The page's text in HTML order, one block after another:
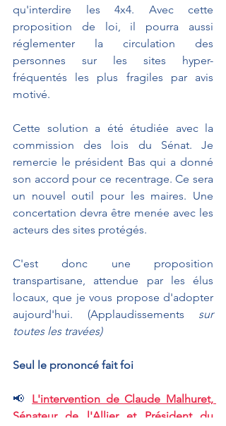
qu'interdire les 4x4. Avec cette
proposition de loi, il pourra aussi
réglementer la circulation des
personnes sur les sites hyper-
fréquentés les plus fragiles par avis
motivé.
Cette solution a été étudiée avec la
commission des lois du Sénat. Je
remercie le président Bas qui a donné
son accord pour ce recentrage. Ce sera
un nouvel outil pour les maires. Une
concertation devra être menée avec les
acteurs des sites protégés.
C'est donc une proposition
transpartisane, attendue par les élus
locaux, que je vous propose d'adopter
aujourd'hui. (Applaudissements sur
toutes les travées)
Seul le prononcé fait foi
📢 L'intervention de Claude Malhuret,
Sénateur de l'Allier et Président du